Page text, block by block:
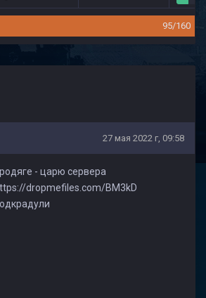
95/160
27 мая 2022 г, 09:58
- царю сервера
dropmefiles.com/BM3kD